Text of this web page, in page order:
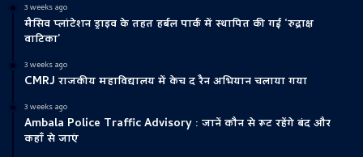
3 weeks ago
मैसिव प्लांटेशन ड्राइव के तहत हर्बल पार्क में स्थापित की गई ‘रुद्राक्ष
वाटिका’
3 weeks ago
CMRJ राजकीय महाविद्यालय में केच द रैन अभियान चलाया गया
3 weeks ago
Ambala Police Traffic Advisory : जानें कौन से रूट रहेंगे बंद और
कहाँ से जाएं